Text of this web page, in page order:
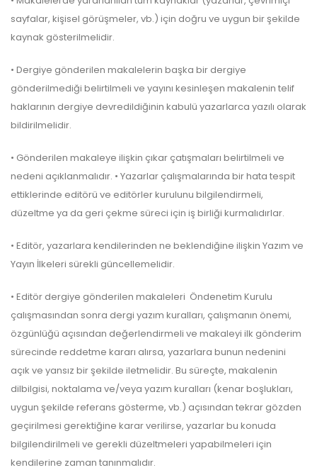
sayfalar, kişisel görüşmeler, vb.) için doğru ve uygun bir şekilde
kaynak gösterilmelidir.
• Dergiye gönderilen makalelerin başka bir dergiye
gönderilmediği belirtilmeli ve yayını kesinleşen makalenin telif
haklarının dergiye devredildiğinin kabulü yazarlarca yazılı olarak
bildirilmelidir.
• Gönderilen makaleye ilişkin çıkar çatışmaları belirtilmeli ve
nedeni açıklanmalıdır. • Yazarlar çalışmalarında bir hata tespit
ettiklerinde editörü ve editörler kurulunu bilgilendirmeli,
düzeltme ya da geri çekme süreci için iş birliği kurmalıdırlar.
• Editör, yazarlara kendilerinden ne beklendiğine ilişkin Yazım ve
Yayın İlkeleri sürekli güncellemelidir.
• Editör dergiye gönderilen makaleleri Öndenetim Kurulu
çalışmasından sonra dergi yazım kuralları, çalışmanın önemi,
özgünlüğü açısından değerlendirmeli ve makaleyi ilk gönderim
sürecinde reddetme kararı alırsa, yazarlara bunun nedenini
açık ve yansız bir şekilde iletmelidir. Bu süreçte, makalenin
dilbilgisi, noktalama ve/veya yazım kuralları (kenar boşlukları,
uygun şekilde referans gösterme, vb.) açısından tekrar gözden
geçirilmesi gerektiğine karar verilirse, yazarlar bu konuda
bilgilendirilmeli ve gerekli düzeltmeleri yapabilmeleri için
kendilerine zaman tanınmalıdır.